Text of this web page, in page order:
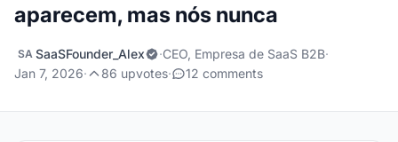
aparecem, mas nós nunca
SA SaaSFounder_Alex ·CEO, Empresa de SaaS B2B·
Jan 7, 2026· 86 upvotes· 12 comments